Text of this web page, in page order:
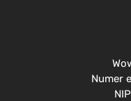
Паспорт +
Біометричний
Для в'їзду після
безвізового
Numer